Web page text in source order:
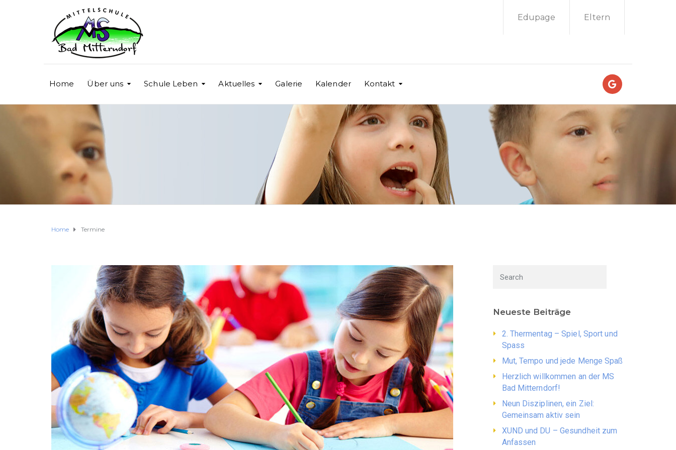
Edupage Eltern
Home Über uns Schule Leben Aktuelles Galerie Kalender Kontakt
Home Termine
Neueste Beiträge
2. Thermentag – Spiel, Sport und
Spass
Mut, Tempo und jede Menge Spaß
Herzlich willkommen an der MS
Bad Mitterndorf!
Neun Disziplinen, ein Ziel:
Gemeinsam aktiv sein
XUND und DU – Gesundheit zum
Anfassen